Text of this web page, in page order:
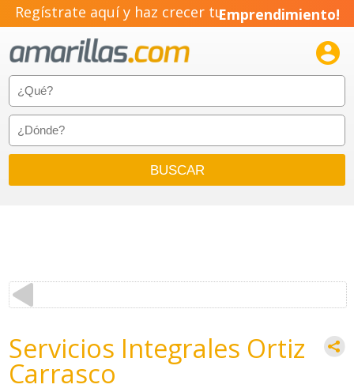
Regístrate aquí y haz crecer tuEmprendimiento!

Servicios Integrales Ortiz
Carrasco